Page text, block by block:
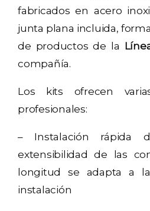
fabricados en acero
junta plana incluida,
de productos de la
compañía.
Los kits ofrecen
profesionales:
– Instalación rápida
extensibilidad de las
longitud se adapta a
instalación